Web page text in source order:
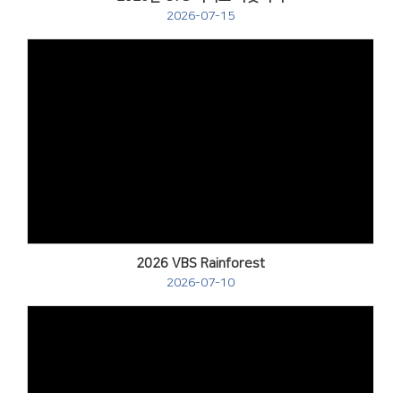
2026-07-15
2026 VBS Rainforest
2026-07-10